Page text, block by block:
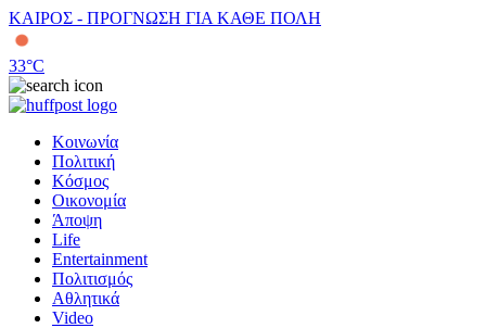
ΚΑΙΡΟΣ - ΠΡΟΓΝΩΣΗ ΓΙΑ ΚΑΘΕ ΠΟΛΗ
33°C
Κοινωνία
Πολιτική
Κόσμος
Οικονομία
Άποψη
Life
Entertainment
Πολιτισμός
Αθλητικά
Video